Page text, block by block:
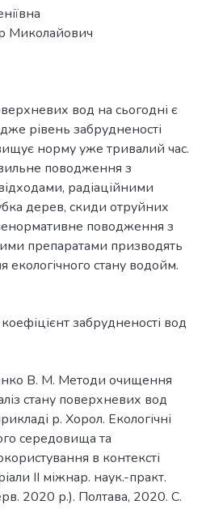
Миколайович
вод на сьогодні є
рівень забрудненості
норму уже тривалий час.
поводження з
радіаційними
дерев, скиди отруйних
поводження з
препаратами призводять
екологічного стану водойм.
коефіцієнт забрудненості вод
В. М. Методи очищення
стану поверхневих вод
р. Хорол. Екологічні
середовища та
в контексті
ІІ міжнар. наук.-практ.
2020 р.). Полтава, 2020. С.